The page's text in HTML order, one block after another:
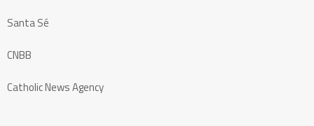
Santa Sé
CNBB
Catholic News Agency